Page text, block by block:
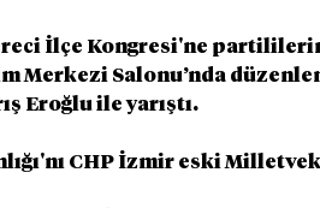
İlçe Kongresi'ne
Merkezi Salonu’nda
Eroğlu ile yarıştı.
CHP İzmir eski